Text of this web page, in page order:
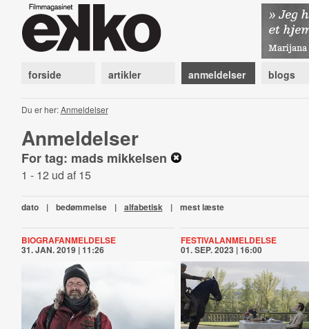
forside artikler anmeldelser blogs
Du er her:Anmeldelser
Anmeldelser
For tag: mads mikkelsen
1 - 12 ud af 15
dato | bedømmelse | alfabetisk | mest læste
BIOGRAFANMELDELSE
31. JAN. 2019 | 11:26
FESTIVALANMELDELSE
01. SEP. 2023 | 16:00